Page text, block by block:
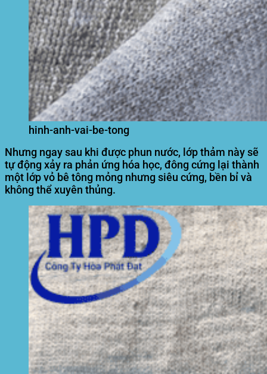
hinh-anh-vai-be-tong
Nhưng ngay sau khi được phun nước, lớp thảm này sẽ
tự động xảy ra phản ứng hóa học, đông cứng lại thành
một lớp vỏ bê tông mỏng nhưng siêu cứng, bền bỉ và
không thể xuyên thủng.